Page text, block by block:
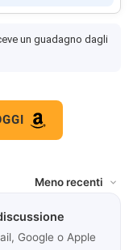
un guadagno dagli
Google o Apple